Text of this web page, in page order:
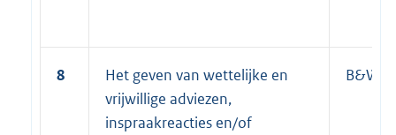
8
Het geven van wettelijke en
vrijwillige adviezen,
inspraakreacties en/of
B&W